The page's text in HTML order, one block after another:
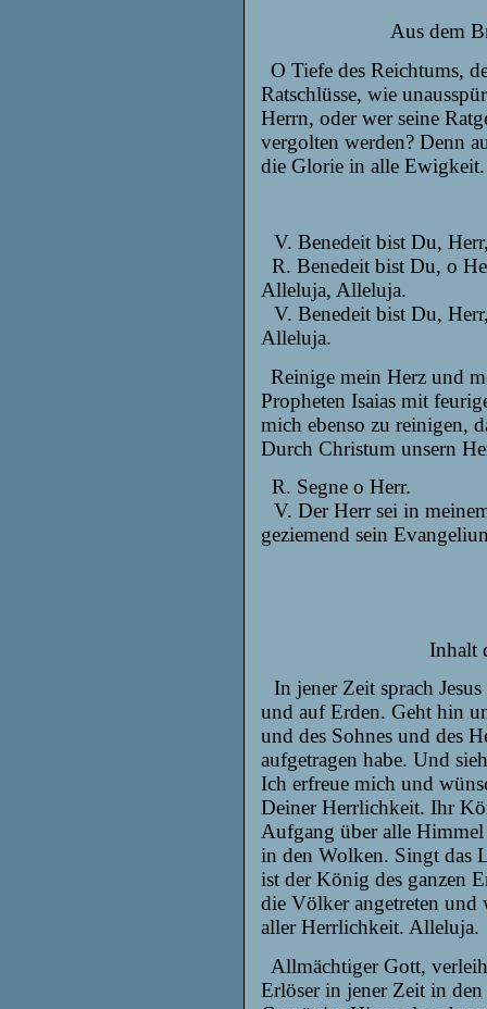
Aus dem
O Tiefe des Reichtums,
Ratschlüsse, wie
Herrn, oder wer seine
vergolten werden? Denn
die Glorie in alle
V. Benedeit bist Du,
R. Benedeit bist Du, o
Alleluja, Alleluja.
V. Benedeit bist Du,
Alleluja.
Reinige mein Herz und
Propheten Isaias mit
mich ebenso zu reinigen,
Durch Christum unsern
R. Segne o Herr.
V. Der Herr sei in
geziemend sein
Inhalt
In jener Zeit sprach
und auf Erden. Geht hin
und des Sohnes und des
aufgetragen habe. Und
Ich erfreue mich und
Deiner Herrlichkeit. Ihr
Aufgang über alle
in den Wolken. Singt das
ist der König des ganzen
die Völker angetreten und
aller Herrlichkeit. Alleluja.
Allmächtiger Gott,
Erlöser in jener Zeit in